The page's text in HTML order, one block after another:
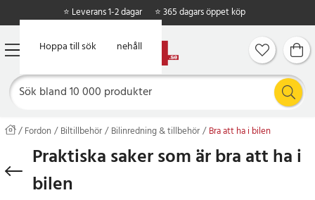
Hoppa till huvudinnehåll
Hoppa till sök
⭐ Leverans 1-2 dagar ⭐ 365 dagars öppet köp
Fordon Biltillbehör Bilinredning & tillbehör Bra att ha i bilen
Praktiska saker som är bra att ha i
bilen